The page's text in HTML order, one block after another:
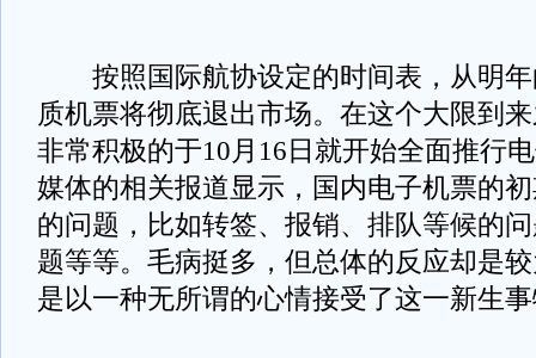
按照国际航协设定的时间表，从明年
质机票将彻底退出市场。在这个大限到
非常积极的于10月16日就开始全面推行
媒体的相关报道显示，国内电子机票的
的问题，比如转签、报销、排队等候的
题等等。毛病挺多，但总体的反应却是
是以一种无所谓的心情接受了这一新生